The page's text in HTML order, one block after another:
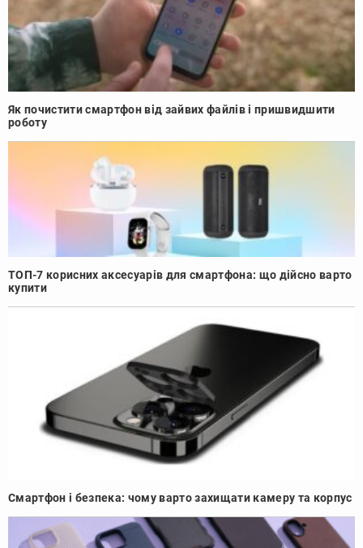
Як почистити смартфон від зайвих файлів і пришвидшити
роботу
ТОП-7 корисних аксесуарів для смартфона: що дійсно варто
купити
Смартфон і безпека: чому варто захищати камеру та корпус